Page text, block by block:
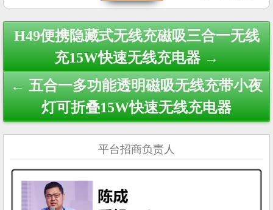
Post
navigation
H49便携隐藏式无线充磁吸三合一无线
充15W快速无线充电器 →
← 五合一多功能透明磁吸无线充带小夜
灯可折叠15W快速无线充电器
平台招商负责人